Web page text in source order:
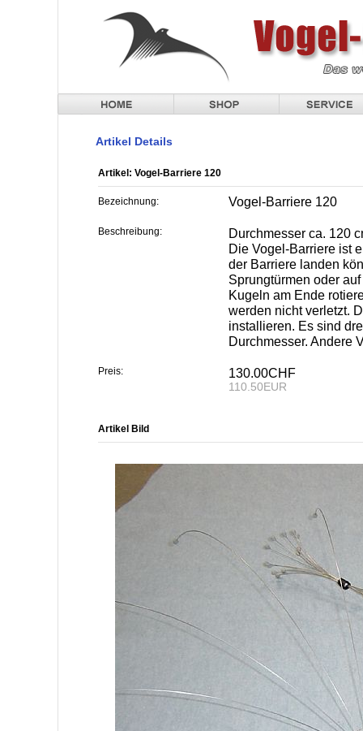
Artikel Details
Artikel: Vogel-Barriere 120
Bezeichnung: Vogel-Barriere 120
Beschreibung:
Durchmesser ca. 120
Die Vogel-Barriere ist
der Barriere landen
Sprungtürmen oder
Kugeln am Ende
werden nicht verletzt.
installieren. Es sind
Durchmesser. Andere
Preis: 130.00CHF
110.50EUR
Artikel Bild